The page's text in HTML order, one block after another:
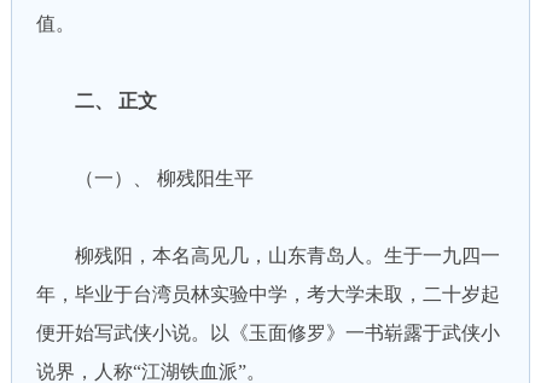
值。
二、 正文
（一）、 柳残阳生平
柳残阳，本名高见几，山东青岛人。生于一九四一
年，毕业于台湾员林实验中学，考大学未取，二十岁起
便开始写武侠小说。以《玉面修罗》一书崭露于武侠小
说界，人称“江湖铁血派”。